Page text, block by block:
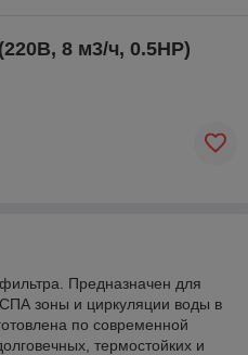
8 м3/ч, 0.5HP)
Предназначен для
зоны и циркуляции воды в
по современной
термостойких и